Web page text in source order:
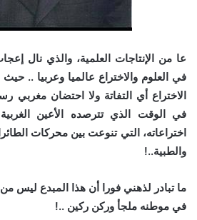
عا من الإنتاجات العلمية، والذي نال
في العلوم والاختراع عالميا وعربيا ..
الاختراع أي التفاتة ولا احتضان
في الوقت الذي تترصده الأعين
اختراعاته، التي تنوعت بين محركات
والطبية..!
ما تبادر لذهني فورا أن هذا المبدع ليس
في موطنه ملجأ وركن ركين ..!